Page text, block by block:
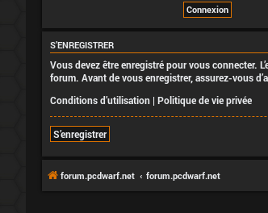
S’ENREGISTRER
Vous devez être enregistré pour vous connecter.
forum. Avant de vous enregistrer, assurez-vous
Conditions d’utilisation | Politique de vie privée
S’enregistrer
forum.pcdwarf.net forum.pcdwarf.net